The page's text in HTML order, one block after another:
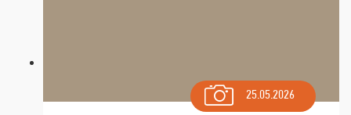
25.05.2026